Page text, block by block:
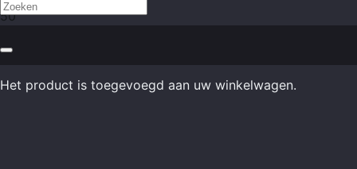
Het product is toegevoegd aan uw winkelwagen.